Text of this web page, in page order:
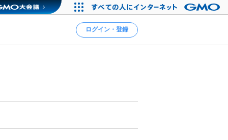
ログイン・登録